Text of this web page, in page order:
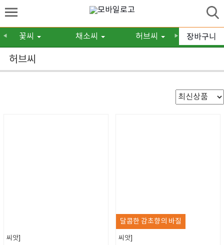
◀ 꽃씨 채소씨 허브씨 구근/숙
▶ 장바구니
허브씨
씨앗]
달콤한 감초향의 바질
씨앗]